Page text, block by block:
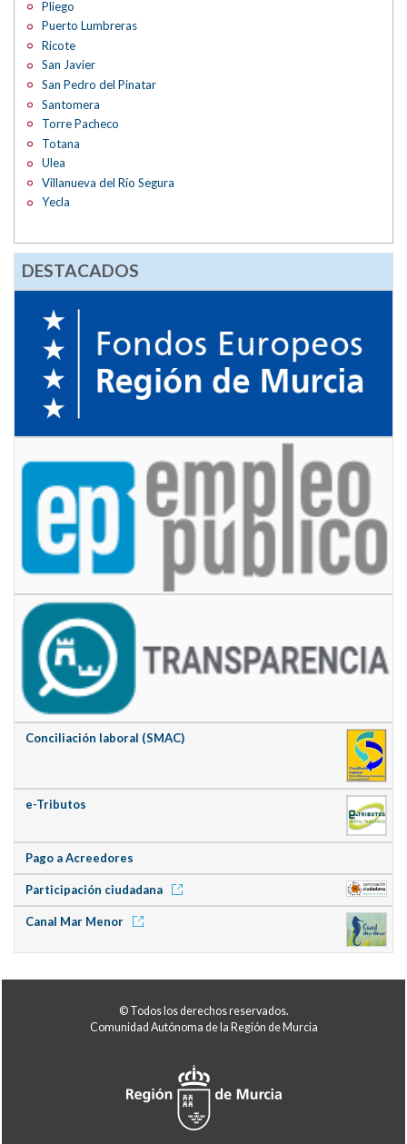
Pliego
Puerto Lumbreras
Ricote
San Javier
San Pedro del Pinatar
Santomera
Torre Pacheco
Totana
Ulea
Villanueva del Río Segura
Yecla
DESTACADOS
Conciliación laboral (SMAC)
e-Tributos
Pago a Acreedores
Participación ciudadana
Canal Mar Menor
© Todos los derechos reservados.
Comunidad Autónoma de la Región de Murcia